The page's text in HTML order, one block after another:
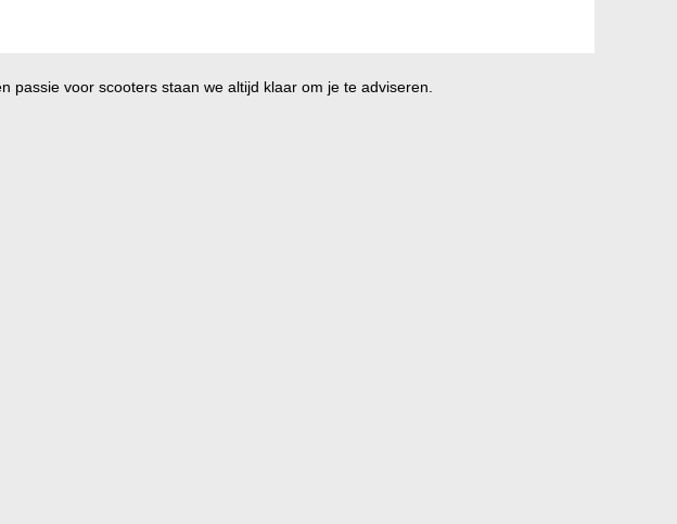
voor scooters staan we altijd klaar om je te adviseren.